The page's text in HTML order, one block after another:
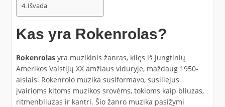
Išvada
Kas yra Rokenrolas?
Rokenrolasyra muzikinis žanras, kilęs iš Jungtinių
Amerikos Valstijų XX amžiaus viduryje, maždaug 1950-
aisiais. Rokenrolo muzika susiformavo, susiliejus
įvairioms kitoms muzikos srovėms, tokioms kaip bliuzas,
ritmenbliuzas ir kantri. Šio žanro muzika pasižymi